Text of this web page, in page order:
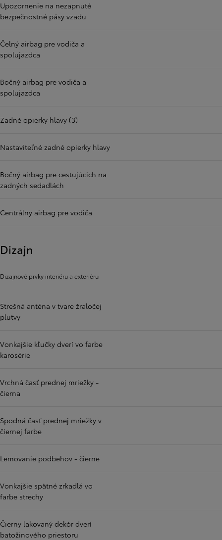
Upozornenie na nezapnuté
bezpečnostné pásy vzadu
Čelný airbag pre vodiča a
spolujazdca
Bočný airbag pre vodiča a
spolujazdca
Zadné opierky hlavy (3)
Nastaviteľné zadné opierky hlavy
Bočný airbag pre cestujúcich na
zadných sedadlách
Centrálny airbag pre vodiča
Dizajn
Dizajnové prvky interiéru a exteriéru
Strešná anténa v tvare žraločej
plutvy
Vonkajšie kľučky dverí vo farbe
karosérie
Vrchná časť prednej mriežky -
čierna
Spodná časť prednej mriežky v
čiernej farbe
Lemovanie podbehov - čierne
Vonkajšie spätné zrkadlá vo
farbe strechy
Čierny lakovaný dekór dverí
batožinového priestoru